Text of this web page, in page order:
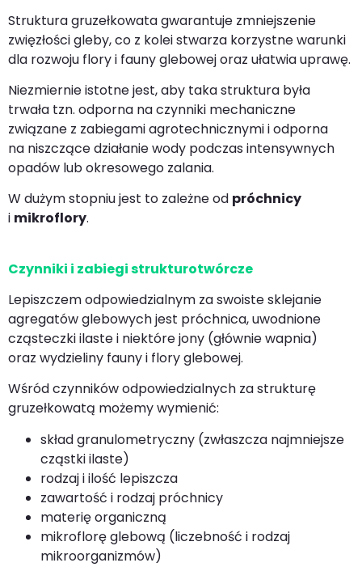
Struktura gruzełkowata gwarantuje zmniejszenie
zwięzłości gleby, co z kolei stwarza korzystne warunki
dla rozwoju flory i fauny glebowej oraz ułatwia uprawę.
Niezmiernie istotne jest, aby taka struktura była
trwała tzn. odporna na czynniki mechaniczne
związane z zabiegami agrotechnicznymi i odporna
na niszczące działanie wody podczas intensywnych
opadów lub okresowego zalania.
W dużym stopniu jest to zależne od próchnicy
i mikroflory.
Czynniki i zabiegi strukturotwórcze
Lepiszczem odpowiedzialnym za swoiste sklejanie
agregatów glebowych jest próchnica, uwodnione
cząsteczki ilaste i niektóre jony (głównie wapnia)
oraz wydzieliny fauny i flory glebowej.
Wśród czynników odpowiedzialnych za strukturę
gruzełkowatą możemy wymienić:
skład granulometryczny (zwłaszcza najmniejsze
cząstki ilaste)
rodzaj i ilość lepiszcza
zawartość i rodzaj próchnicy
materię organiczną
mikroflorę glebową (liczebność i rodzaj
mikroorganizmów)